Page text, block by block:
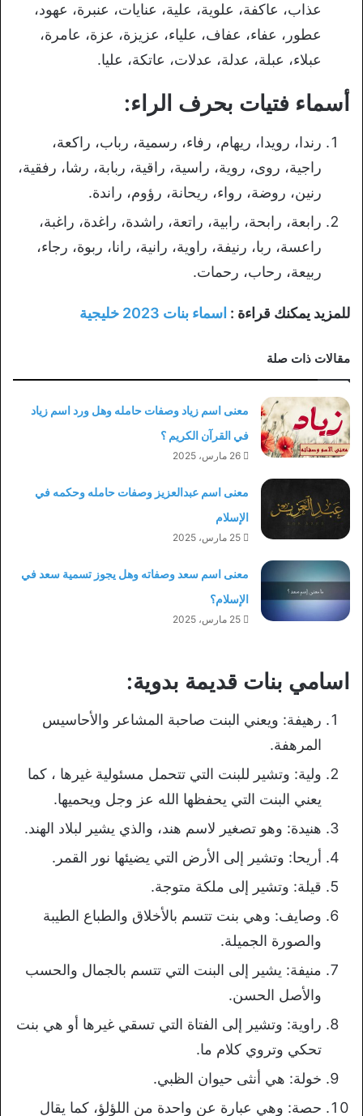
عذاب، عاكفة، علوية، علية، عنايات، عنبرة، عهود،
عطور، عفاء، عفاف، علياء، عزيزة، عزة، عامرة،
عبلاء، عبلة، عدلة، عدلات، عاتكة، عليا.
أسماء فتيات بحرف الراء:
رندا، رويدا، ريهام، رفاء، رسمية، رباب، راكعة،
راجية، روى، روية، راسية، راقية، ربابة، رشا، رفقية،
رنين، روضة، رواء، ريحانة، رؤوم، راندة.
رابعة، رابحة، رابية، راتعة، راشدة، راغدة، راغبة،
راعسة، ربا، رنيفة، راوية، رانية، رانا، ربوة، رجاء،
ربيعة، رحاب، رحمات.
للمزيد يمكنك قراءة : اسماء بنات 2023 خليجية
مقالات ذات صلة
معنى اسم زياد وصفات حامله وهل ورد اسم زياد
في القرآن الكريم ؟
26 مارس، 2025
معنى اسم عبدالعزيز وصفات حامله وحكمه في
الإسلام
25 مارس، 2025
معنى اسم سعد وصفاته وهل يجوز تسمية سعد في
الإسلام؟
25 مارس، 2025
اسامي بنات قديمة بدوية:
رھیفة: ويعني البنت صاحبة المشاعر والأحاسيس
المرهفة.
ولیة: وتشير للبنت التي تتحمل مسئولية غيرها ، كما
يعني البنت التي يحفظها الله عز وجل ويحميها.
ھنیدة: وهو تصغير لاسم هند، والذي يشير لبلاد الهند.
أريحا: وتشير إلى الأرض التي يضيئها نور القمر.
قیلة: وتشير إلى ملكة متوجة.
وصايف: وهي بنت تتسم بالأخلاق والطباع الطيبة
والصورة الجميلة.
منیفة: يشير إلى البنت التي تتسم بالجمال والحسب
والأصل الحسن.
راوية: وتشير إلى الفتاة التي تسقي غيرها أو هي بنت
تحكي وتروي كلام ما.
خولة: هي أنثى حيوان الظبي.
حصة: وهي عبارة عن واحدة من اللؤلؤ، كما يقال